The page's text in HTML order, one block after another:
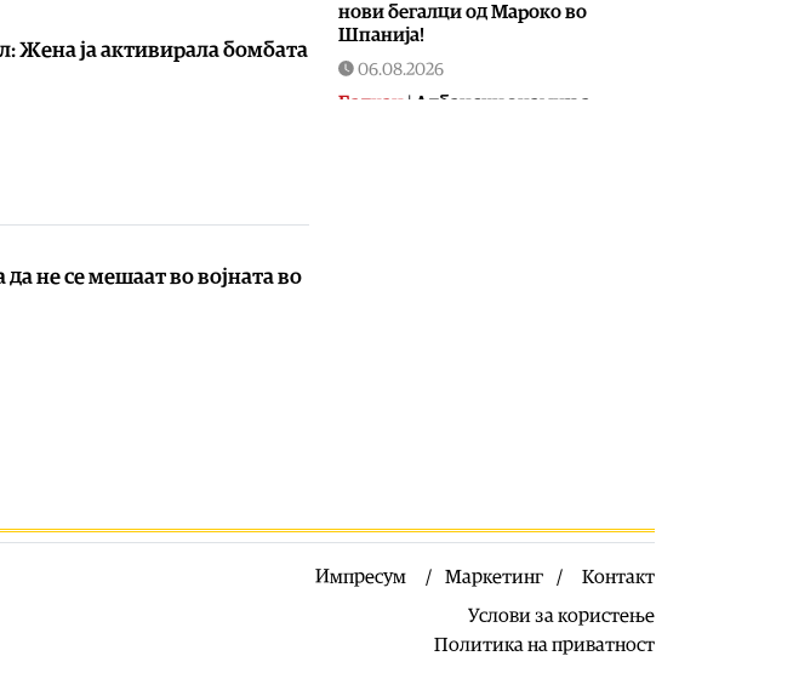
Жена ја активирала бомбата
не се мешаат во војната во
нови бегалци од Мароко во
Шпанија!
06.08.2026
Балкан | Албански знамиња
невроинвазивна форма
06.08.2026
Вкупно 18 пожари на
отворено денеска до 18 часот, два
се активни
Импресум Маркетинг
Контакт
Услови за користење
Политика на приватност